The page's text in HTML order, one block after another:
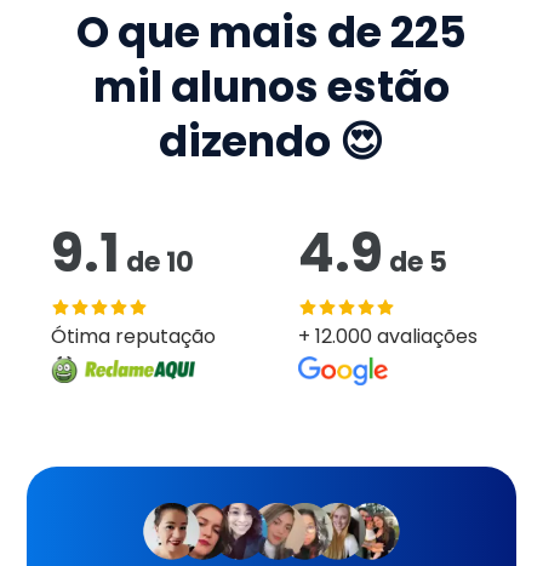
O que mais de225
mil alunos estão
dizendo 😍
9.1 de10
Ótima reputação
4.9 de 5
+ 12.000 avaliações